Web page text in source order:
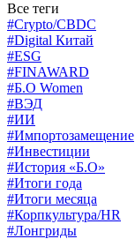
Все теги
#Crypto/CBDC
#Digital Китай
#ESG
#FINAWARD
#Б.О Women
#ВЭД
#ИИ
#Импортозамещение
#Инвестиции
#История «Б.О»
#Итоги года
#Итоги месяца
#Корпкультура/HR
#Лонгриды